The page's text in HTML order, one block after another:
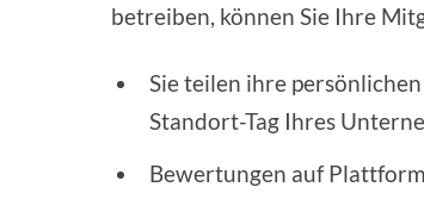
betreiben, können Sie Ihre
Sie teilen ihre
Standort-Tag Ihres
Bewertungen auf